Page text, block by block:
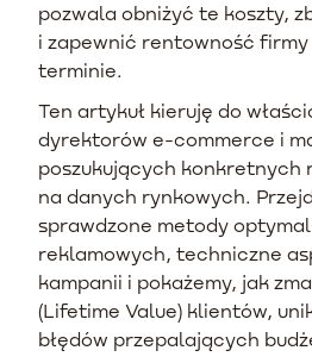
pozwala obniżyć te koszty,
i zapewnić rentowność firmy
terminie.
Ten artykuł kieruję do
dyrektorów e-commerce i
poszukujących konkretnych
na danych rynkowych.
sprawdzone metody
reklamowych, techniczne
kampanii i pokażemy, jak
(Lifetime Value) klientów,
błędów przepalających